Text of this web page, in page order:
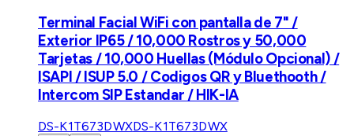
Terminal Facial WiFi con pantalla de 7" /
Exterior IP65 / 10,000 Rostros y 50,000
Tarjetas / 10,000 Huellas (Módulo Opcional) /
ISAPI / ISUP 5.0 / Codigos QR y Bluethooth /
Intercom SIP Estandar / HIK-IA
DS-K1T673DWXDS-K1T673DWX